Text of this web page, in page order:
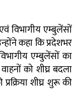
विभागीय एम्बुलेंसों
कहा कि प्रदेशभर
एम्बुलेंसों का
को शीघ्र बदला
शीघ्र शुरू की